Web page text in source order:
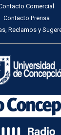
Comercial
Contacto Prensa
Reclamos y